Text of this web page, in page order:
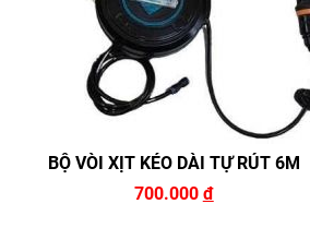
BỘ VÒI XỊT KÉO DÀI TỰ RÚT 6M
700.000 đ